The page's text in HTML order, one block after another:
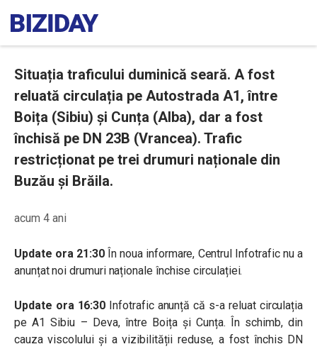
Situația traficului duminică seară. A fost
reluată circulația pe Autostrada A1, între
Boița (Sibiu) și Cunța (Alba), dar a fost
închisă pe DN 23B (Vrancea). Trafic
restricționat pe trei drumuri naționale din
Buzău și Brăila.
acum 4 ani
Update ora 21:30În noua informare, Centrul Infotrafic nu a
anunțat noi drumuri naționale închise circulației.
Update ora 16:30 Infotrafic anunță că s-a reluat circulația
pe A1 Sibiu – Deva, între Boița și Cunța. În schimb,din
cauza viscolului și a vizibilității reduse, a fost închis DN